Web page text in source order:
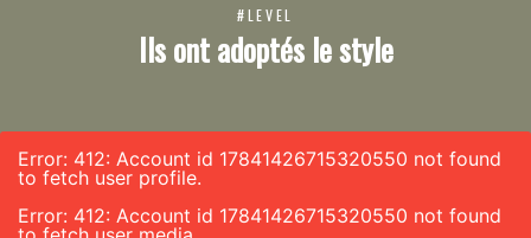
#LEVEL
Ils ont adoptés le style
Error: 412: Account id 17841426715320550 not found
to fetch user profile.
Error: 412: Account id 17841426715320550 not found